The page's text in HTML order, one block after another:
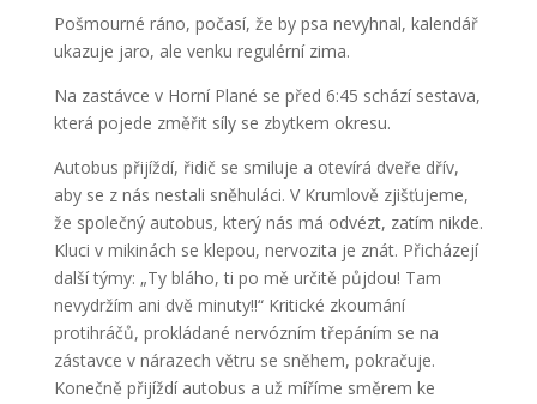
Pošmourné ráno, počasí, že by psa nevyhnal, kalendář
ukazuje jaro, ale venku regulérní zima.
Na zastávce v Horní Plané se před 6:45 schází sestava,
která pojede změřit síly se zbytkem okresu.
Autobus přijíždí, řidič se smiluje a otevírá dveře dřív,
aby se z nás nestali sněhuláci. V Krumlově zjišťujeme,
že společný autobus, který nás má odvézt, zatím nikde.
Kluci v mikinách se klepou, nervozita je znát. Přicházejí
další týmy: „Ty bláho, ti po mě určitě půjdou! Tam
nevydržím ani dvě minuty!!“ Kritické zkoumání
protihráčů, prokládané nervózním třepáním se na
zástavce v nárazech větru se sněhem, pokračuje.
Konečně přijíždí autobus a už míříme směrem ke